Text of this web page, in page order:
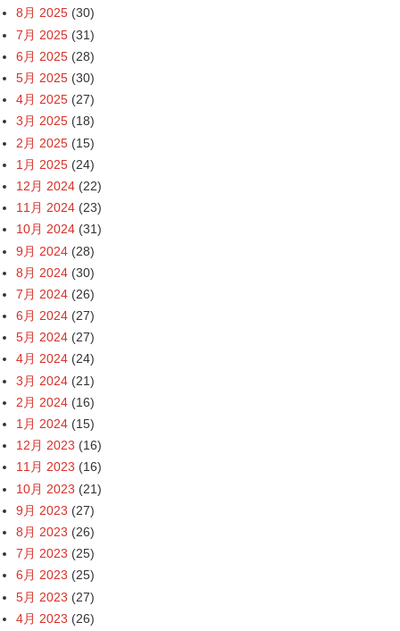
8月 2025 (30)
7月 2025 (31)
6月 2025 (28)
5月 2025 (30)
4月 2025 (27)
3月 2025 (18)
2月 2025 (15)
1月 2025 (24)
12月 2024 (22)
11月 2024 (23)
10月 2024 (31)
9月 2024 (28)
8月 2024 (30)
7月 2024 (26)
6月 2024 (27)
5月 2024 (27)
4月 2024 (24)
3月 2024 (21)
2月 2024 (16)
1月 2024 (15)
12月 2023 (16)
11月 2023 (16)
10月 2023 (21)
9月 2023 (27)
8月 2023 (26)
7月 2023 (25)
6月 2023 (25)
5月 2023 (27)
4月 2023 (26)